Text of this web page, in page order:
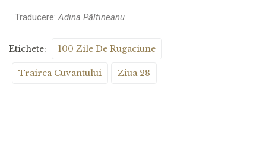
Traducere: Adina Păltineanu
Etichete: 100 Zile De Rugaciune
Trairea Cuvantului Ziua 28